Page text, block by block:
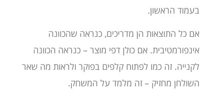
בעמוד הראשון.
אם כל התוצאות הן מדריכים, כנראה שהכוונה
אינפורמטיבית. אם כולן דפי מוצר – כנראה הכוונה
לקנייה. זה כמו לפתוח קלפים בפוקר ולראות מה שאר
השולחן מחזיק – זה מלמד על המשחק.